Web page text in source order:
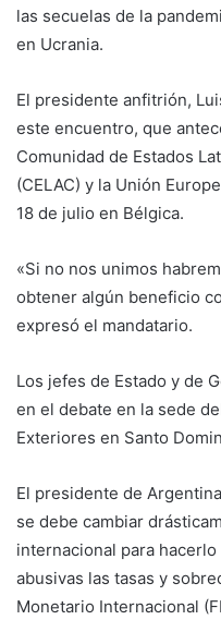
las secuelas de la
en Ucrania.
El presidente anfitrión,
este encuentro, que
Comunidad de Estados
(CELAC) y la Unión
18 de julio en Bélgica.
«Si no nos unimos
obtener algún beneficio
expresó el mandatario.
Los jefes de Estado y de
en el debate en la sede
Exteriores en Santo
El presidente de
se debe cambiar
internacional para
abusivas las tasas y
Monetario Internacional